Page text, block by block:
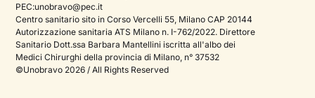
Psicologo italiano all'estero
Approfondimenti sulla salute mentale
Sala stampa
PEC:unobravo@pec.it
Centro sanitario sito in Corso Vercelli 55, Milano CAP 20144
Autorizzazione sanitaria ATS Milano n. I-762/2022. Direttore
Sanitario Dott.ssa Barbara Mantellini iscritta all'albo dei
Medici Chirurghi della provincia di Milano, n° 37532
©Unobravo 2026 / All Rights Reserved